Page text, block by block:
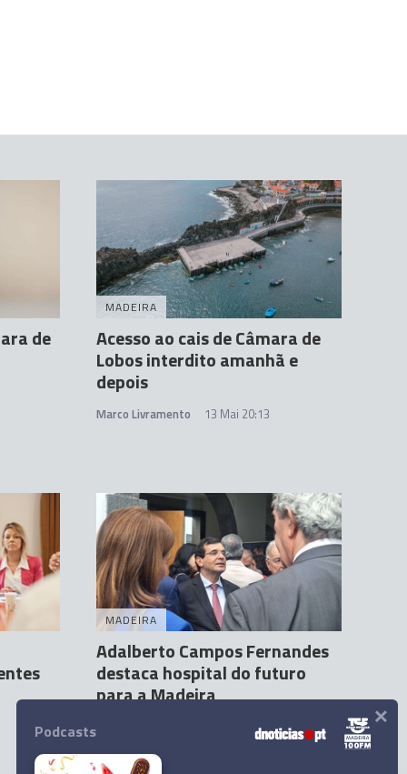
de
MADEIRA
Acesso ao cais de Câmara de
Lobos interdito amanhã e
depois
Marco Livramento 13 Mai 20:13
MADEIRA
Adalberto Campos Fernandes
destaca hospital do futuro
para a Madeira
15 Mai 10:03
Podcasts ×